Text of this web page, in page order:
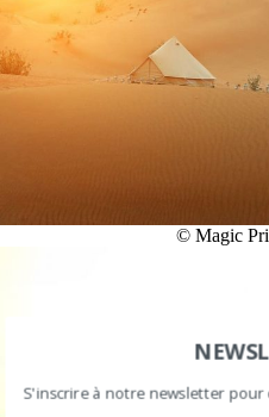
© Magic
S'inscrire à notre newsletter pour